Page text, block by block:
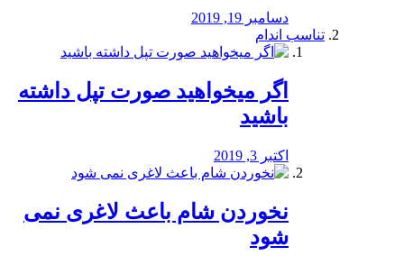
دسامبر 19, 2019
تناسب اندام
اگر میخواهید صورت تپل داشته
باشید
اکتبر 3, 2019
نخوردن شام باعث لاغری نمی
‌شود